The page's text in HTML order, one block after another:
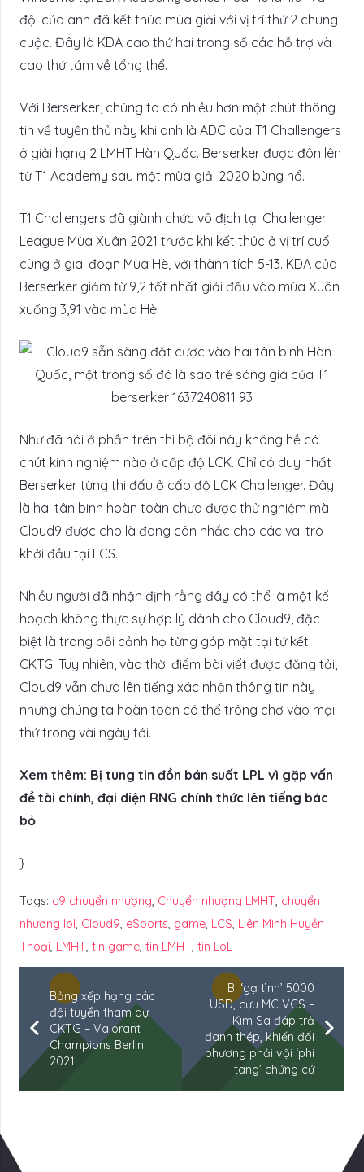
đội của anh đã kết thúc mùa giải với vị trí thứ 2 chung
cuộc. Đây là KDA cao thứ hai trong số các hỗ trợ và
cao thứ tám về tổng thể.
Với Berserker, chúng ta có nhiều hơn một chút thông
tin về tuyển thủ này khi anh là ADC của T1 Challengers
ở giải hạng 2 LMHT Hàn Quốc. Berserker được đôn lên
từ T1 Academy sau một mùa giải 2020 bùng nổ.
T1 Challengers đã giành chức vô địch tại Challenger
League Mùa Xuân 2021 trước khi kết thúc ở vị trí cuối
cùng ở giai đoạn Mùa Hè, với thành tích 5-13. KDA của
Berserker giảm từ 9,2 tốt nhất giải đấu vào mùa Xuân
xuống 3,91 vào mùa Hè.
Như đã nói ở phần trên thì bộ đôi này không hề có
chút kinh nghiệm nào ở cấp độ LCK. Chỉ có duy nhất
Berserker từng thi đấu ở cấp độ LCK Challenger. Đây
là hai tân binh hoàn toàn chưa được thử nghiệm mà
Cloud9 được cho là đang cân nhắc cho các vai trò
khởi đầu tại LCS.
Nhiều người đã nhận định rằng đây có thể là một kế
hoạch không thực sự hợp lý dành cho Cloud9, đặc
biệt là trong bối cảnh họ từng góp mặt tại tứ kết
CKTG. Tuy nhiên, vào thời điểm bài viết được đăng tải,
Cloud9 vẫn chưa lên tiếng xác nhận thông tin này
nhưng chúng ta hoàn toàn có thể trông chờ vào mọi
thứ trong vài ngày tới.
Xem thêm: Bị tung tin đồn bán suất LPL vì gặp vấn
đề tài chính, đại diện RNG chính thức lên tiếng bác
bỏ
}
Tags: c9 chuyển nhượng, Chuyển nhượng LMHT, chuyển
nhượng lol, Cloud9, eSports, game, LCS, Liên Minh Huyền
Thoại, LMHT, tin game, tin LMHT, tin LoL
Bảng xếp hạng các
đội tuyển tham dự
CKTG – Valorant
Champions Berlin
2021
Bị ‘gạ tình’ 5000
USD, cựu MC VCS –
Kim Sa đáp trả
đanh thép, khiến đối
phương phải vội ‘phi
tang’ chứng cứ